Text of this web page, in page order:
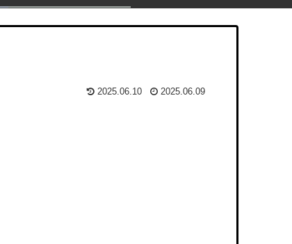
2025.06.10 2025.06.09